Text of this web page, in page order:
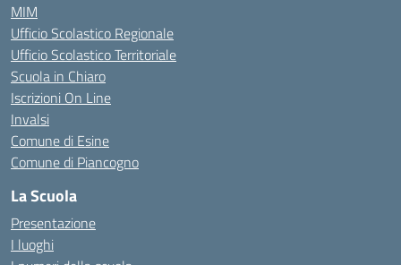
MIM
Ufficio Scolastico Regionale
Ufficio Scolastico Territoriale
Scuola in Chiaro
Iscrizioni On Line
Invalsi
Comune di Esine
Comune di Piancogno
La Scuola
Presentazione
I luoghi